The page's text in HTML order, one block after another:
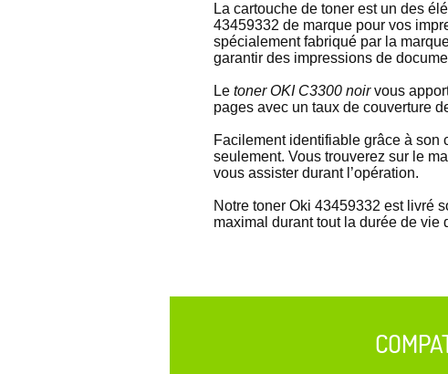
La cartouche de toner est un des
43459332 de marque pour vos
spécialement fabriqué par la
garantir des impressions de
Le toner OKI C3300 noirvous
pages avec un taux de couverture
Facilement identifiable grâce à son
seulement. Vous trouverez sur le
vous assister durant l’opération.
Notre toner Oki 43459332 est livré
maximal durant tout la durée de vie